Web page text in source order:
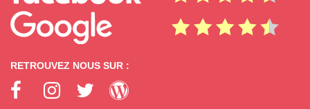
RETROUVEZ NOUS SUR :